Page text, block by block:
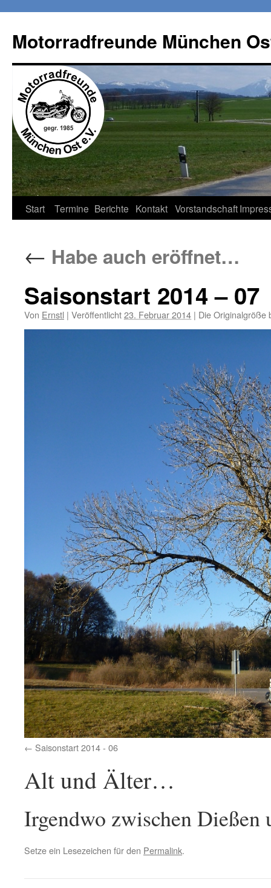
springen
Motorradfreunde München
Start Termine Berichte Kontakt Vorstandschaft
← Habe auch eröffnet…
Saisonstart 2014 – 07
Von Ernstl | Veröffentlicht23. Februar 2014 | Die Originalgröße
Saisonstart 2014 - 06
Alt und Älter…
Irgendwo zwischen Dießen
Setze ein Lesezeichen für den Permalink.